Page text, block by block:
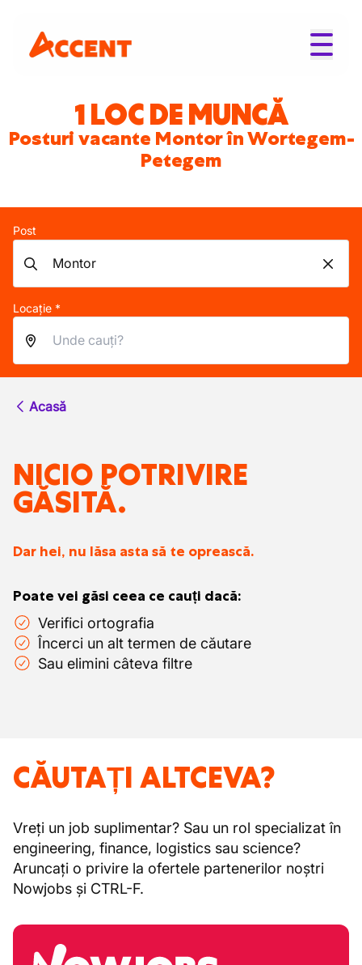
1 LOC DE MUNCĂ
Posturi vacante Montor în Wortegem-
Petegem
Post
Locație *
Acasă
NICIO POTRIVIRE
GĂSITĂ.
Dar hei, nu lăsa asta să te oprească.
Poate vei găsi ceea ce cauți dacă:
Verifici ortografia
Încerci un alt termen de căutare
Sau elimini câteva filtre
CĂUTAȚI ALTCEVA?
Vreți un job suplimentar? Sau un rol specializat în
engineering, finance, logistics sau science?
Aruncați o privire la ofertele partenerilor noștri
Nowjobs și CTRL-F.